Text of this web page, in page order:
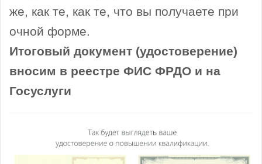
же, как те, как те, что вы получаете при
очной форме.
Итоговый документ (удостоверение)
вносим в реестре ФИС ФРДО и на
Госуслуги